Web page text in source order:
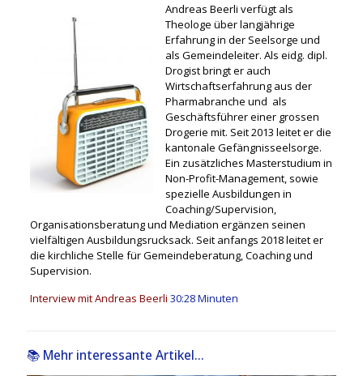
Andreas Beerli verfügt als
Theologe über langjährige
Erfahrung in der Seelsorge und
als Gemeindeleiter. Als eidg. dipl.
Drogist bringt er auch
Wirtschaftserfahrung aus der
Pharmabranche und als
Geschäftsführer einer grossen
Drogerie mit. Seit 2013 leitet er die
kantonale Gefängnisseelsorge.
Ein zusätzliches Masterstudium in
Non-Profit-Management, sowie
spezielle Ausbildungen in
Coaching/Supervision,
Organisationsberatung und Mediation ergänzen seinen
vielfältigen Ausbildungsrucksack. Seit anfangs 2018 leitet er
die kirchliche Stelle für Gemeindeberatung, Coaching und
Supervision.
Interview mit Andreas Beerli 30:28 Minuten
📚 Mehr interessante Artikel...